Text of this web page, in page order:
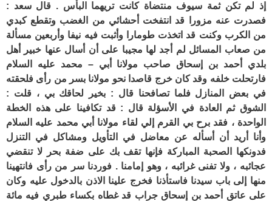
إذ لم تكن ثمة سيوف منتضاة كانت تريهما البأس . قال سعد :
فصدرت عنه مزورا قد انتفخت أحشائي من الغضب وتقطع كبدي
من الكرب وكنت قد اتخذت طومارا وأثبت فيه نيفا وأربعين مسألة
من صعاب المسائل لم أجد لها مجيبا على أن أسال عنها خبير أهل
بلدي أحمد بن إسحاق صاحب مولانا أبي – محمد عليه السلام
فارتحلت خلفه وقد كان خرج قاصدا نحو مولانا بسر من رأى فلحقته
في بعض المنازل فلما تصافحنا قال : بخير لحاقك بي ، قلت :
الشوق ثم العادة في الأسؤلة قال : قد تكافينا على هذه الخطة
الواحدة ، فقد برح بي القرم إلي لقاء مولانا أبي محمد عليه السلام
وأنا أريد أن أسأله عن معاضل في التأويل ومشاكل في التنزل
فدونكها الصحبة المباركة فإنها تقف بك على ضفة بحر لا تنقضي
عجائبه ، ولا تفنى غرائبه ، وهو إمامنا . فوردنا سر من رأى فانتهينا
منها إلى باب سيدنا فاستأذنا فخرج علينا الاذن بالدخول عليه وكان
على عاتق أحمد بن إسحاق جراب قد غطاه بكساء طبري فيه مائة